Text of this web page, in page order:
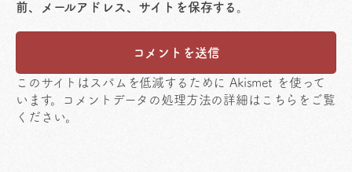
前、メールアドレス、サイトを保存する。
このサイトはスパムを低減するために Akismet を使って
います。
コメントデータの処理方法の詳細はこちらをご覧
ください。